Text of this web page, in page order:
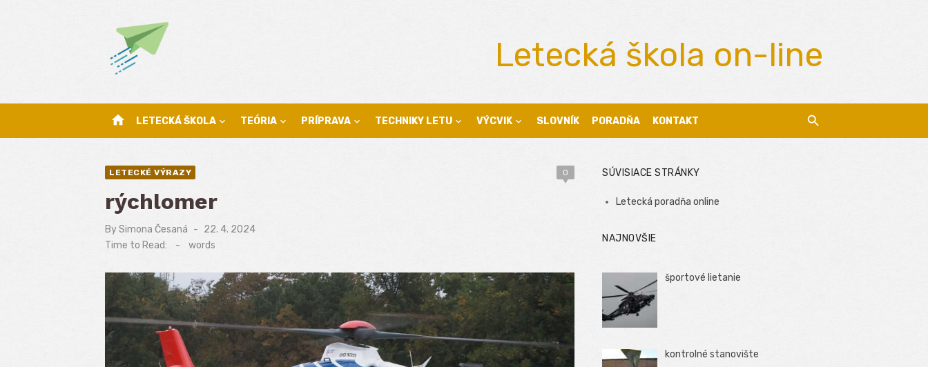
Letecká škola on-line
home LETECKÁ ŠKOLA TEÓRIA PRÍPRAVA TECHNIKY LETU VÝCVIK SLOVNÍK PORADŇA KONTAKT
LETECKÉ VÝRAZY 0
rýchlomer
BySimona Česaná
Posted
on
22. 4. 2024
Time to Read:
- words
SÚVISIACE STRÁNKY
Letecká poradňa online
NAJNOVŠIE
športové lietanie
kontrolné stanovište